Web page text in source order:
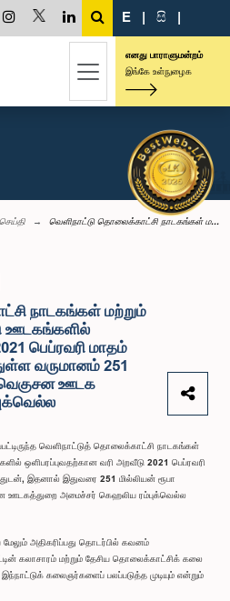
E | සි |
எனது பாராளுமன்றம்
இங்கே உள்நுழைக
வெளிநாட்டு தொலைக்காட்சி நாடகங்கள் ம...
நாடகங்கள் மற்றும்
ஊடகங்களில்
பெப்ரவரி மாதம்
வருமானம் 251
வெகுசன ஊடக
வெளிநாட்டுத் தொலைக்காட்சி நாடகங்கள்
ஒளிபரப்புவதற்கான வரி அறவீடு 2021 பெப்ரவரி
இதனால் இதுவரை 251 மில்லியன் ரூபா
ஊடகத்துறை அமைச்சர் கெஹலிய ரம்புக்வெல்ல
அதிகரிப்பது தொடர்பில் கவனம்
கலாசாரம் மற்றும் தேசிய தொலைக்காட்சிக் கலை
கலைஞர்களைப் பலப்படுத்த முடியும் என்றும்